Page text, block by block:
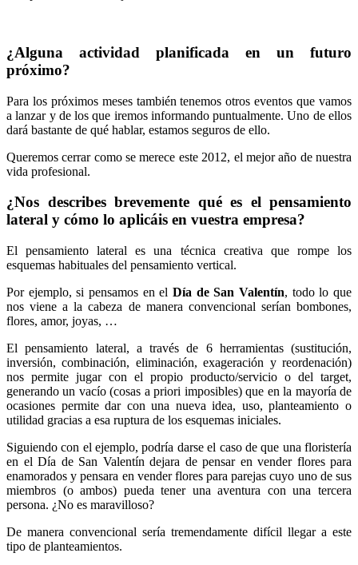
¿Alguna actividad planificada en un futuro
próximo?
Para los próximos meses también tenemos otros eventos que vamos
a lanzar y de los que iremos informando puntualmente. Uno de ellos
dará bastante de qué hablar, estamos seguros de ello.
Queremos cerrar como se merece este 2012, el mejor año de nuestra
vida profesional.
¿Nos describes brevemente qué es el pensamiento
lateral y cómo lo aplicáis en vuestra empresa?
El pensamiento lateral es una técnica creativa que rompe los
esquemas habituales del pensamiento vertical.
Por ejemplo, si pensamos en el Día de San Valentín, todo lo que
nos viene a la cabeza de manera convencional serían bombones,
flores, amor, joyas, …
El pensamiento lateral, a través de 6 herramientas (sustitución,
inversión, combinación, eliminación, exageración y reordenación)
nos permite jugar con el propio producto/servicio o del target,
generando un vacío (cosas a priori imposibles) que en la mayoría de
ocasiones permite dar con una nueva idea, uso, planteamiento o
utilidad gracias a esa ruptura de los esquemas iniciales.
Siguiendo con el ejemplo, podría darse el caso de que una floristería
en el Día de San Valentín dejara de pensar en vender flores para
enamorados y pensara en vender flores para parejas cuyo uno de sus
miembros (o ambos) pueda tener una aventura con una tercera
persona. ¿No es maravilloso?
De manera convencional sería tremendamente difícil llegar a este
tipo de planteamientos.